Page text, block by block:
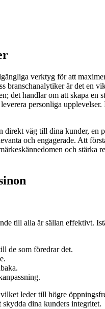
verktyg för att
är det en
det handlar om att skapa en
personliga
väg till dina kunder, en
och engagerade. Att
och stärka
till alla är sällan effektivt.
de som föredrar det.
leder till högre
dina kunders integritet.